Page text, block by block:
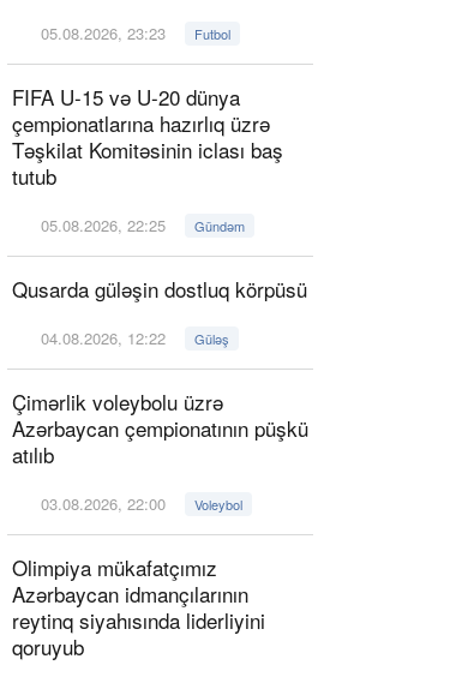
05.08.2026, 23:23 Futbol
FIFA U-15 və U-20 dünya
çempionatlarına hazırlıq üzrə
Təşkilat Komitəsinin iclası baş
tutub
05.08.2026, 22:25 Gündəm
Qusarda güləşin dostluq körpüsü
04.08.2026, 12:22 Güləş
Çimərlik voleybolu üzrə
Azərbaycan çempionatının püşkü
atılıb
03.08.2026, 22:00 Voleybol
Olimpiya mükafatçımız
Azərbaycan idmançılarının
reytinq siyahısında liderliyini
qoruyub